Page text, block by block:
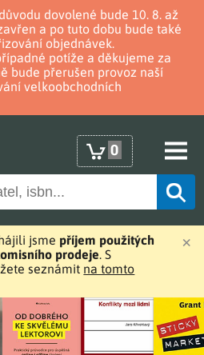
dovolené bude 10. 8. až
a po tuto dobu bude také
objednávek.
potíže a děkujeme za
bude přerušen provoz naší
velkoobchodních
0
jsme příjem použitých
prodeje. S
seznámit na tomto
×